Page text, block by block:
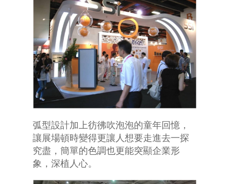
弧型設計加上彷彿吹泡泡的童年回憶，
讓展場頓時變得更讓人想要走進去一探
究盡，簡單的色調也更能突顯企業形
象，深植人心。